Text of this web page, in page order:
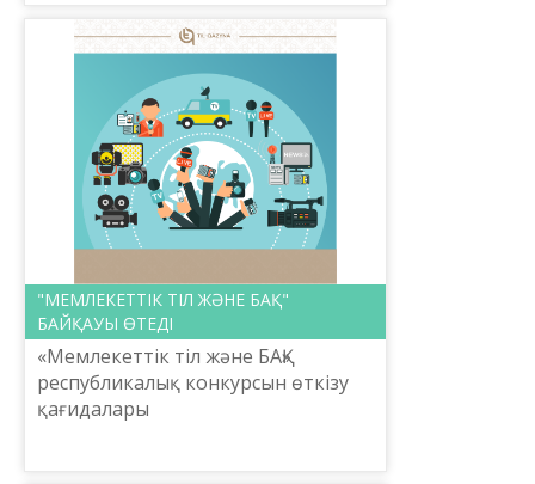
Екінші, бұл емле оқып-үй...
"МЕМЛЕКЕТТІК ТІЛ ЖӘНЕ БАҚ"
БАЙҚАУЫ ӨТЕДІ
«Мемлекеттік тіл және БАҚ»
республикалық конкурсын өткізу
қағидалары